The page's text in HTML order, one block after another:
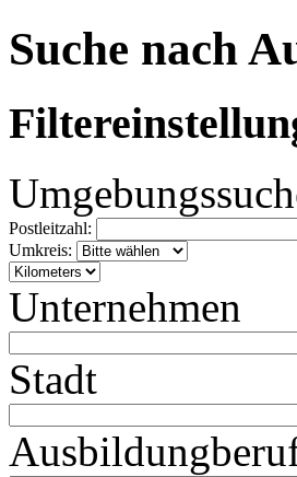
Suche nach
Postleitzahl:
Umkreis:
Unternehmen
Stadt